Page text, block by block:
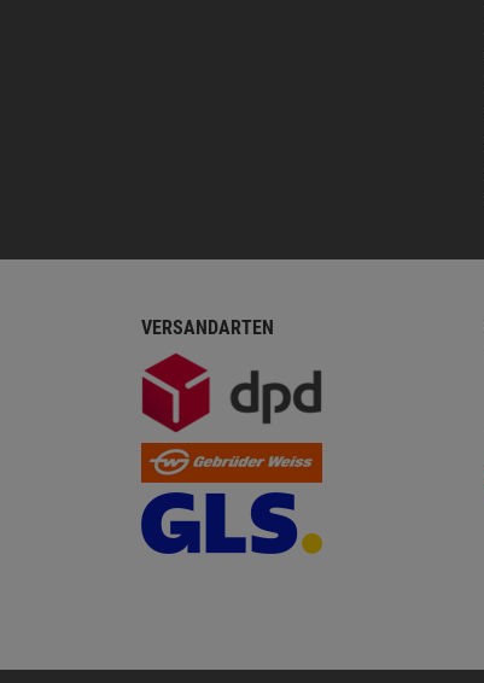
VERSANDARTEN